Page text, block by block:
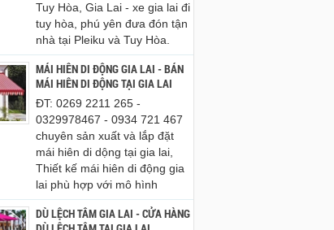
Tuy Hòa, Gia Lai - xe gia lai đi
tuy hòa, phú yên đưa đón tận
nhà tại Pleiku và Tuy Hòa.
MÁI HIÊN DI ĐỘNG GIA LAI - BÁN
MÁI HIÊN DI ĐỘNG TẠI GIA LAI
ĐT: 0269 2211 265 -
0329978467 - 0934 721 467
chuyên sản xuất và lắp đặt
mái hiên di dộng tại gia lai,
Thiết kế mái hiên di động gia
lai phù hợp với mô hình
DÙ LỆCH TÂM GIA LAI - CỬA HÀNG